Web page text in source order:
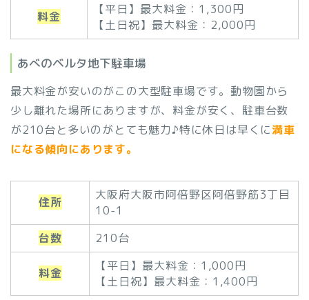
料金
【平日】最大料金：1,300円
【土日祝】最大料金：2,000円
あべのベルタ地下駐車場
最大料金が安いのがこの大型駐車場です。動物園から
少し離れた場所にありますが、料金が安く、駐車台数
が210台と多いのがとても魅力♪特に休日は早くに満車
になる傾向にあります。
住所
大阪府大阪市阿倍野区阿倍野筋3丁目
10-1
台数
210台
料金
【平日】最大料金：1,000円
【土日祝】最大料金：1,400円